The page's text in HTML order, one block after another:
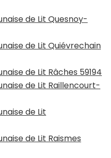
de Lit Quesnoy-
de Lit Quiévrechain
de Lit Râches 59194
de Lit Raillencourt-
de Lit
de Lit Raismes